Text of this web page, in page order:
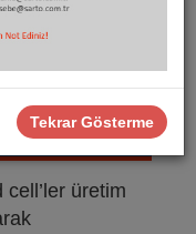
Tekrar Gösterme
Load Cell
üretim